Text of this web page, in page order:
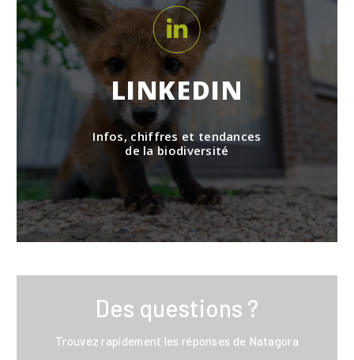
LINKEDIN
Infos, chiffres et tendances
de la biodiversité
Des questions ?
Trouvez rapidement les réponses de Natagora